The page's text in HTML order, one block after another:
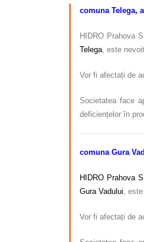
comuna Telega,
HIDRO Prahova
Telega, este
Vor fi afectați de
Societatea face
deficiențelor în
comuna Gura
HIDRO Prahova
Gura Vadului ,
Vor fi afectați de